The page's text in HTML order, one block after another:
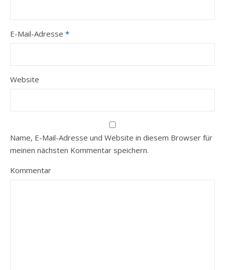
E-Mail-Adresse *
Website
Name, E-Mail-Adresse und Website in diesem Browser für
meinen nächsten Kommentar speichern.
Kommentar